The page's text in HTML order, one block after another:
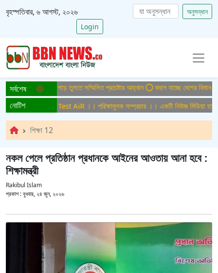
বৃহস্পতিবার, ৬ আগস্ট, ২০২৬
অনুসন্ধান
Login
সর্বশেষবাংলাদেশ গড়ে তুলতে সম্মিলিত প্রচেষ্টার আহ্বান বদলে যাচ্ছে দেশের বিমান ও
নোটিশ
সম্প্রচার ।। Test AiR ।। পরিক্ষামুলক সম্প্রচার ।। একটি নিউজ মিডিয়া
শিক্ষা 12
নকল পেলে প্রতিষ্ঠান প্রধানকে আইনের আওতায় আনা হবে :
শিক্ষামন্ত্রী
Rakibul Islam
প্রকাশ :বুধবার, ২৪ জুন, ২০২৬